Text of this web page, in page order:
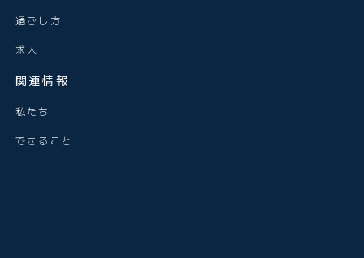
過ごし方
求人
関連情報
私たち
できること